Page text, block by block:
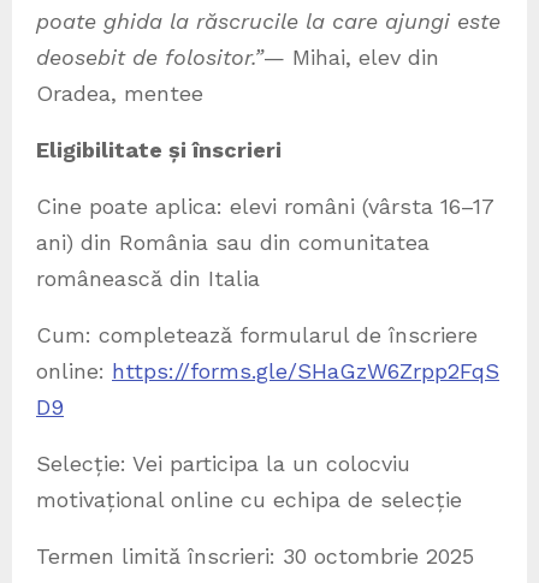
poate ghida la răscrucile la care ajungi este
deosebit de folositor.”— Mihai, elev din
Oradea, mentee
Eligibilitate și înscrieri
Cine poate aplica: elevi români (vârsta 16–17
ani) din România sau din comunitatea
românească din Italia
Cum: completează formularul de înscriere
online: https://forms.gle/SHaGzW6Zrpp2FqS
D9
Selecție: Vei participa la un colocviu
motivațional online cu echipa de selecție
Termen limită înscrieri: 30 octombrie 2025